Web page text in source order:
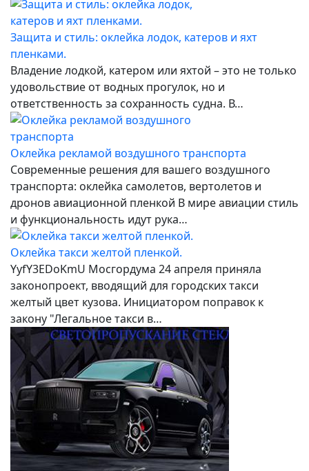
Защита и стиль: оклейка лодок, катеров и яхт
пленками.
Владение лодкой, катером или яхтой – это не только
удовольствие от водных прогулок, но и
ответственность за сохранность судна. В…
Оклейка рекламой воздушного транспорта
Современные решения для вашего воздушного
транспорта: оклейка самолетов, вертолетов и
дронов авиационной пленкой В мире авиации стиль
и функциональность идут рука…
Оклейка такси желтой пленкой.
YyfY3EDoKmU Мосгордума 24 апреля приняла
законопроект, вводящий для городских такси
желтый цвет кузова. Инициатором поправок к
закону "Легальное такси в…